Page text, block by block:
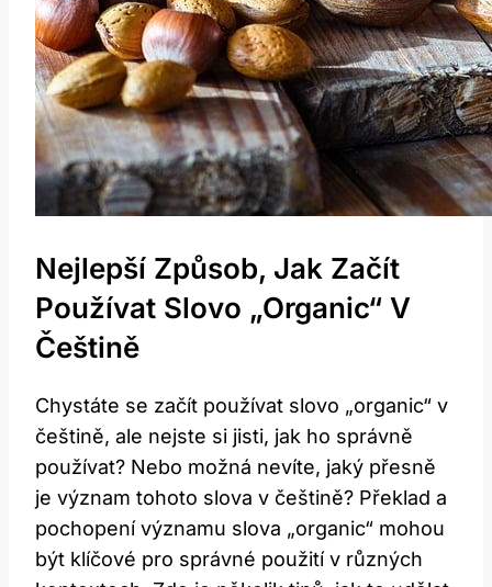
Nejlepší Způsob, Jak Začít
Používat Slovo „organic“ V
Češtině
Chystáte se začít používat slovo „organic“ v
češtině, ale nejste si jisti, jak ho správně
používat? Nebo možná nevíte, jaký přesně
je význam tohoto slova v češtině? Překlad a
pochopení významu slova „organic“ mohou
být klíčové pro správné použití v různých